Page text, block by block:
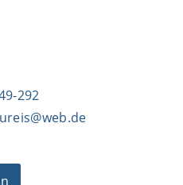
292